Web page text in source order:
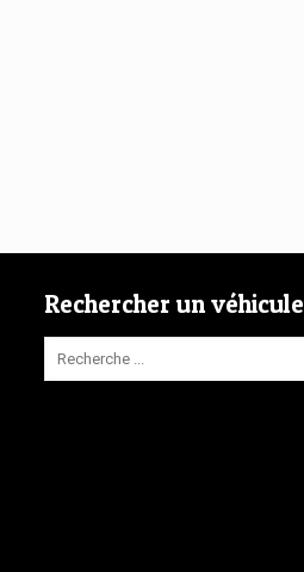
Rechercher un véhicule